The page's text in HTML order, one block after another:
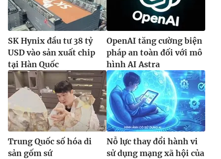
SK Hynix đầu tư 38 tỷ
USD vào sản xuất chip
tại Hàn Quốc
OpenAI tăng cường biện
pháp an toàn đối với mô
hình AI Astra
Trung Quốc số hóa di
sản gốm sứ
Nỗ lực thay đổi hành vi
sử dụng mạng xã hội của